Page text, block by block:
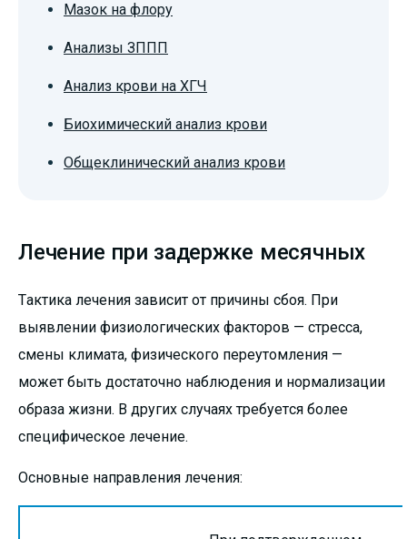
Мазок на флору
Анализы ЗППП
Анализ крови на ХГЧ
Биохимический анализ крови
Общеклинический анализ крови
Лечение при задержке месячных
Тактика лечения зависит от причины сбоя. При
выявлении физиологических факторов — стресса,
смены климата, физического переутомления —
может быть достаточно наблюдения и нормализации
образа жизни. В других случаях требуется более
специфическое лечение.
Основные направления лечения: